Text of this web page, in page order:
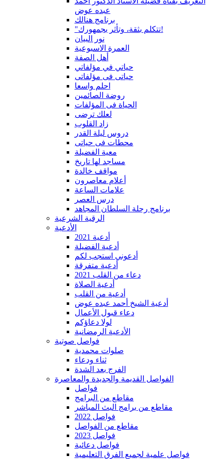
عبده عوض
برنامج هنالك
"تتكلم بثقة، وتأثر بجمهورك!
نور البيان
العمرة الاسبوعية
أهل الصفة
حياتي في مؤلفاتي
حياتى فى مؤلفاتى
احلم واسعا
روضة الصائمين
الحياة فى المؤلفات
لعلك ترضى
زاد القلوب
دروس ليلة القدر
محطات فى حياتى
معية الفضيلة
مساجد لها تاريخ
مواقف خالدة
أعلام معاصرون
علامات الساعة
درس العصر
برنامج رحلة السلطان المجاهد
الرقية الشرعية
الأدعية
أدعية 2021
أدعية الفضيلة
أدعوني استجب لكم
أدعية متفرقة
دعاء من القلب 2021
أدعية الصلاة
أدعية من القلب
أدعية الشيخ أحمد عبده عوض
دعاء قبول الأعمال
لولا دعاؤكم
الأدعية الرمضانية
فواصل صوتية
صلوات محمدية
ثناء ودعاء
الفرج بعد الشدة
الفواصل القديمة والجديدة والمعاصرة
فواصل
مقاطع من البرامج
مقاطع من برامج البث المباشر
فواصل 2022
مقاطع من الفواصل
فواصل 2023
فواصل دعائية
فواصل علمية لجميع الفرق التعليمية